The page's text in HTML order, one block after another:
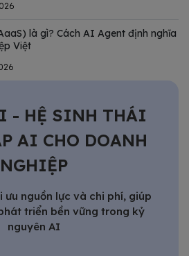
là gì? Cách AI Agent định nghĩa
Việt
- HỆ SINH THÁI
AI CHO DOANH
NGHIỆP
ưu nguồn lực và chi phí, giúp
triển bền vững trong kỷ
nguyên AI